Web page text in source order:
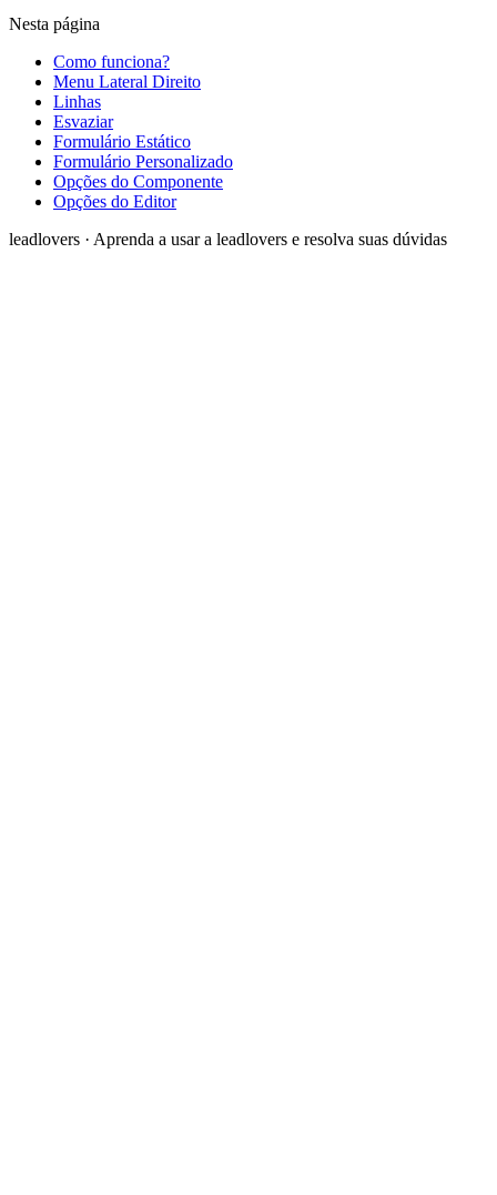
Nesta página
Como funciona?
Menu Lateral Direito
Linhas
Esvaziar
Formulário Estático
Formulário Personalizado
Opções do Componente
Opções do Editor
leadlovers · Aprenda a usar a leadlovers e resolva suas dúvidas